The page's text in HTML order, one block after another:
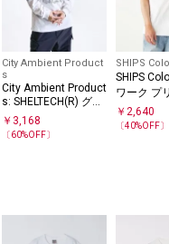
City Ambient Product
s
City Ambient Product
s: SHELTECH(R) グラ
フィック 長袖Tシャ
ツ
￥ 3,168
〔60%OFF〕
SHIPS
SHIPS
ワーク プ
◇
￥2,640
〔40%OFF〕